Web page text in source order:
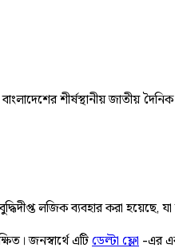
শীর্ষস্থানীয় জাতীয়
লজিক ব্যবহার করা
জনস্বার্থে এটিডেল্টা ফ্লো -এর